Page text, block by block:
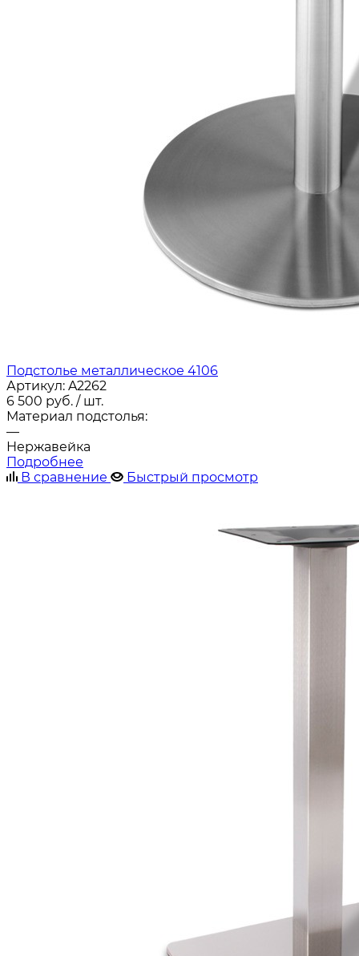
Подстолье металлическое 4106
Артикул: A2262
6 500 руб. / шт.
Материал подстолья:
—
Нержавейка
Подробнее
В сравнение
Быстрый просмотр